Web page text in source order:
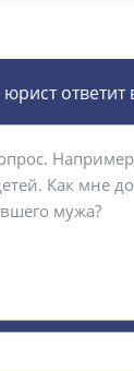
ответит